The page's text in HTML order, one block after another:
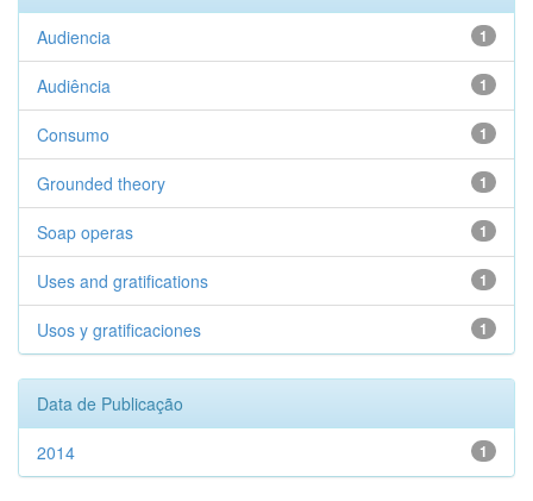
1
Audiencia
1
Audiência
1
Consumo
1
Grounded theory
1
Soap operas
1
Uses and gratifications
1
Usos y gratificaciones
Data de Publicação
1
2014